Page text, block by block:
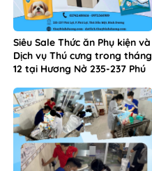
Siêu Sale Thức ăn Phụ kiện và
Dịch vụ Thú cưng trong tháng
12 tại Hương Nở 235-237 Phú